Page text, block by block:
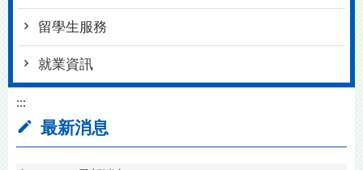
留學生服務
就業資訊
:::
最新消息